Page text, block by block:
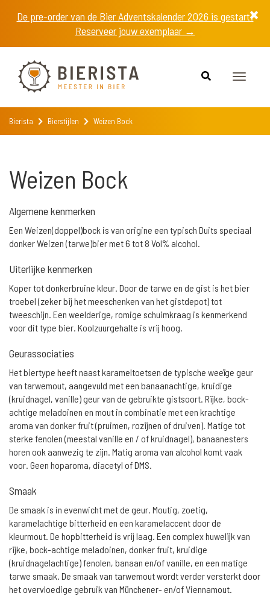
De pre-order van de Bier Adventskalender 2026 is gestart!
Reserveer jouw exemplaar →
Toggle
Bierista Bierstijlen Weizen Bock
Weizen Bock
Algemene kenmerken
Een Weizen(doppel)bock is van origine een typisch Duits speciaal
donker Weizen (tarwe)bier met 6 tot 8 Vol% alcohol.
Uiterlijke kenmerken
Koper tot donkerbruine kleur. Door de tarwe en de gist is het bier
troebel (zeker bij het meeschenken van het gistdepot) tot
tweeschijn. Een weelderige, romige schuimkraag is kenmerkend
voor dit type bier. Koolzuurgehalte is vrij hoog.
Geurassociaties
Het biertype heeft naast karameltoetsen de typische weeïge geur
van tarwemout, aangevuld met een banaanachtige, kruidige
(kruidnagel, vanille) geur van de gebruikte gistsoort. Rijke, bock-
achtige meladoinen en mout in combinatie met een krachtige
aroma van donker fruit (pruimen, rozijnen of druiven). Matige tot
sterke fenolen (meestal vanille en / of kruidnagel), banaanesters
horen ook aanwezig te zijn. Matig aroma van alcohol komt vaak
voor. Geen hoparoma, diacetyl of DMS.
Smaak
De smaak is in evenwicht met de geur. Moutig, zoetig,
karamelachtige bitterheid en een karamelaccent door de
kleurmout. De hopbitterheid is vrij laag. Een complex huwelijk van
rijke, bock-achtige meladoinen, donker fruit, kruidige
(kruidnagelachtige) fenolen, banaan en/of vanille, en een matige
tarwe smaak. De smaak van tarwemout wordt verder versterkt door
het overvloedige gebruik van Münchener- en/of Viennamout.